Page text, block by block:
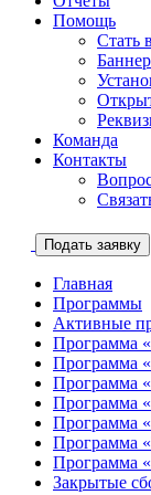
Помощь
Стать
Команда
Контакты
Подать заявку
Главная
Программы
Активные
Программа
Программа
Программа
Программа
Программа
Программа
Программа
Закрытые